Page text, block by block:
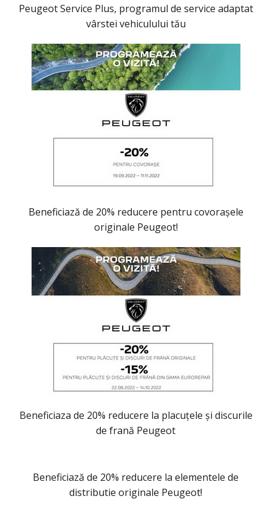
Peugeot Service Plus, programul de service adaptat
vârstei vehiculului tău
Beneficiază de 20% reducere pentru covorașele
originale Peugeot!
Beneficiaza de 20% reducere la placuțele și discurile
de frană Peugeot
Beneficiază de 20% reducere la elementele de
distributie originale Peugeot!